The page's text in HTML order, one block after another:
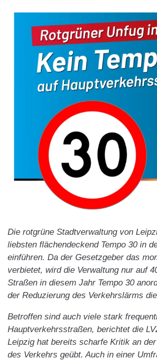
Die rotgrüne Stadtverwaltung von
liebsten flächendeckend Tempo 30 in
einführen. Da der Gesetzgeber das
verbietet, wird die Verwaltung nur auf
Straßen in diesem Jahr Tempo 30
der Reduzierung des Verkehrslärms
Betroffen sind auch viele stark
Hauptverkehrsstraßen, berichtet die
Leipzig hat bereits scharfe Kritik an
des Verkehrs geübt. Auch in einer